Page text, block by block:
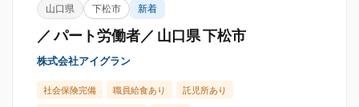
山口県 下松市 新着
／ パート労働者／ 山口県 下松市
株式会社アイグラン
社会保険完備 職員給食あり 託児所あり